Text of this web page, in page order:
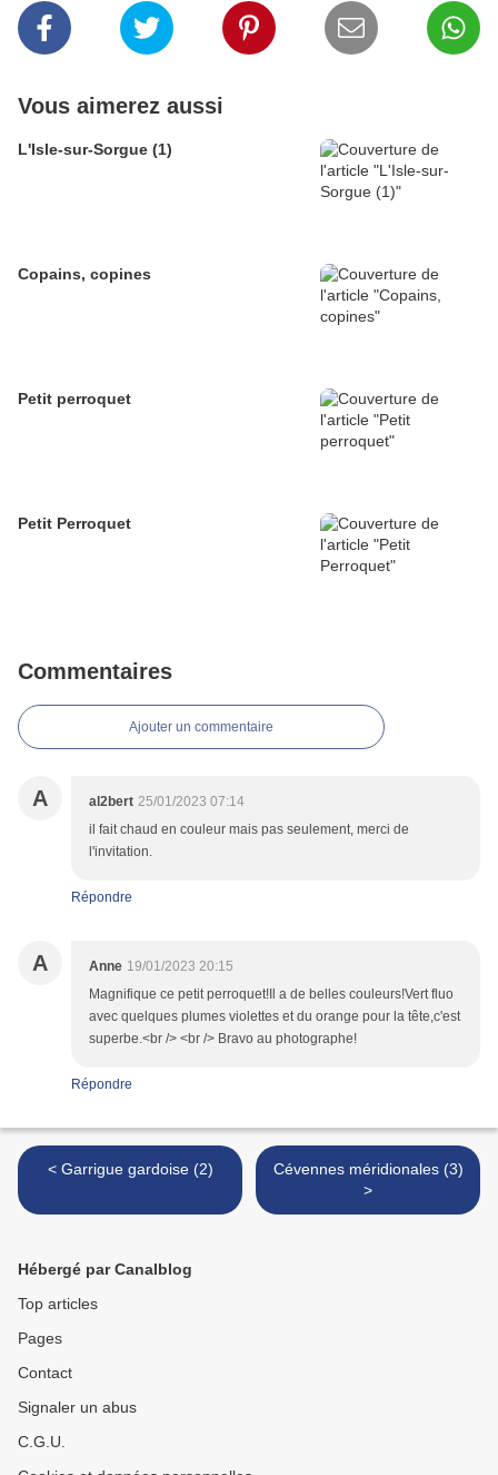
Vous aimerez aussi
L'Isle-sur-Sorgue (1)
Copains, copines
Petit perroquet
Petit Perroquet
Commentaires
Ajouter un commentaire
A al2bert 25/01/2023 07:14
il fait chaud en couleur mais pas seulement, merci de
l'invitation.
Répondre
A Anne 19/01/2023 20:15
Magnifique ce petit perroquet!Il a de belles couleurs!Vert fluo
avec quelques plumes violettes et du orange pour la tête,c'est
superbe.<br /> <br /> Bravo au photographe!
Répondre
< Garrigue gardoise (2)
Cévennes méridionales (3)
>
Hébergé par Canalblog
Top articles
Pages
Contact
Signaler un abus
C.G.U.